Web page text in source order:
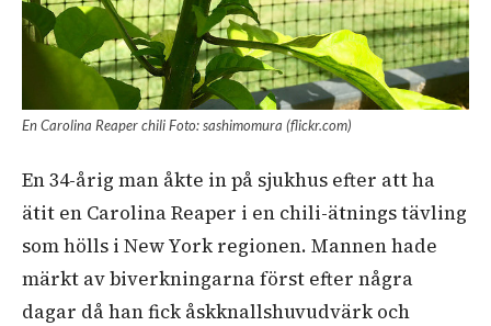
En Carolina Reaper chili Foto: sashimomura (flickr.com)
En 34-årig man åkte in på sjukhus efter att ha
ätit en Carolina Reaper i en chili-ätnings tävling
som hölls i New York regionen. Mannen hade
märkt av biverkningarna först efter några
dagar då han fick åskknallshuvudvärk och